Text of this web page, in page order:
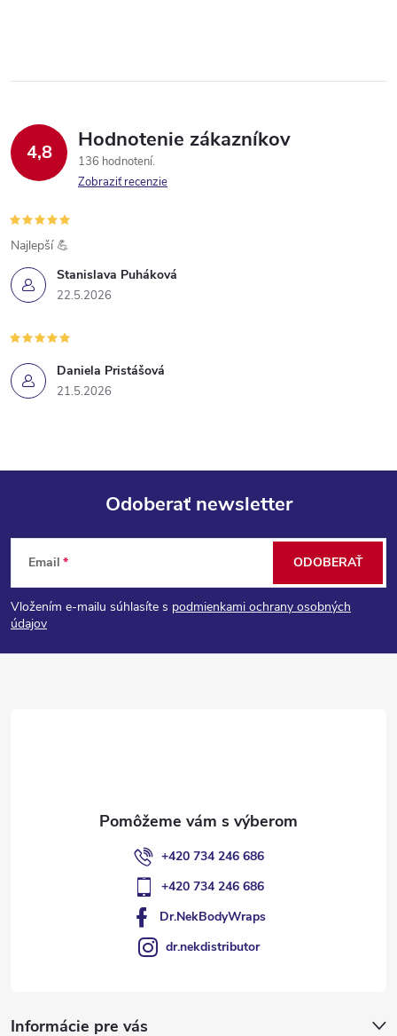
4,8 Hodnotenie zákazníkov
136 hodnotení
Zobraziť recenzie
Stanislava Puháková
22.5.2026
Najlepší 💪
Daniela Pristášová
21.5.2026
Z
á
p
Odoberať newsletter
Email
Vložením e-mailu súhlasíte s podmienkami ochrany osobných
údajov
ODOBERAŤ
+420 734 246 686
+420 734 246 686
Dr.NekBodyWraps
dr.nekdistributor
Informácie pre vás